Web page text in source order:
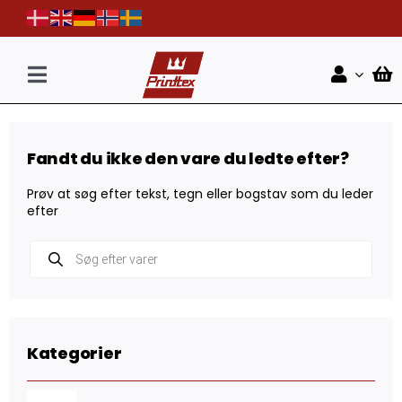
content
Toggle
Shop
Nyheder
Kontakt
Kategorier
Fandt du ikke den vare du ledte efter?
Prøv at søg efter tekst, tegn eller bogstav som du leder
efter
search